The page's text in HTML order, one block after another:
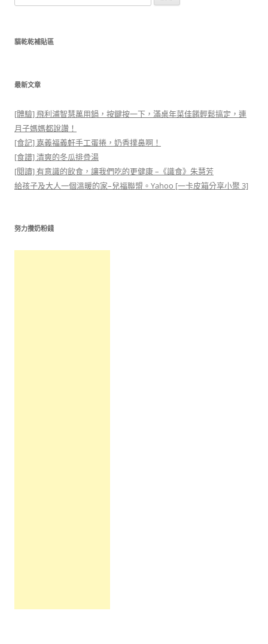
尋
鍵
貓乾乾補貼區
最新文章
[體驗] 飛利浦智慧萬用鍋，按鍵按一下，滿桌年菜佳餚輕鬆搞定，連
月子媽媽都說讚！
[食記] 嘉義福義軒手工蛋捲，奶香撲鼻啊！
[食譜] 清爽的冬瓜排骨湯
[閱讀] 有意識的飲食，讓我們吃的更健康 –《識食》朱慧芳
給孩子及大人一個溫暖的家–兒福聯盟。Yahoo [一卡皮箱分享小聚 3]
努力攢奶粉錢